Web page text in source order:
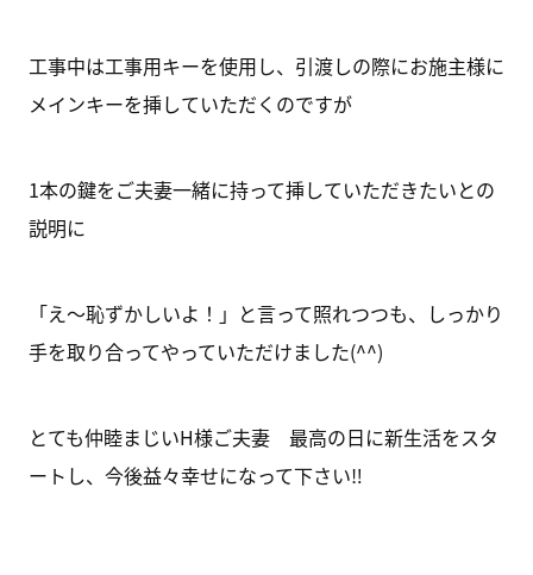
工事中は工事用キーを使用し、引渡しの際にお施主様に
メインキーを挿していただくのですが
1本の鍵をご夫妻一緒に持って挿していただきたいとの
説明に
「え～恥ずかしいよ！」と言って照れつつも、しっかり
手を取り合ってやっていただけました(^^)
とても仲睦まじいH様ご夫妻 最高の日に新生活をスタ
ートし、今後益々幸せになって下さい‼